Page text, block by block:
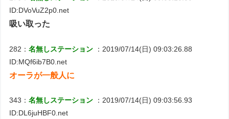
ID:DVoVuZ2p0.net
吸い取った
282：名無しステーション
：2019/07/14(日) 09:03:26.88
ID:MQf6ib7B0.net
オーラが一般人に
343：名無しステーション
：2019/07/14(日) 09:03:56.93
ID:DL6juHBF0.net